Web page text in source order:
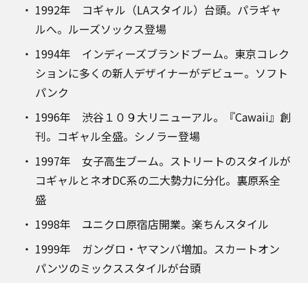
1992年 コギャル（LAスタイル）台頭。パラギャ
ルへ。ルーズソックス登場
1994年 インディーズブランドブーム。東京コレク
ションに多くの新人デザイナーがデビュー。ソフト
パンク
1996年 渋谷１０９大リニューアル。『Cawaii』創
刊。コギャル全盛。シノラー登場
1997年 女子高生ブーム。ストリートのスタイルが
コギャルとネオDC系の二大勢力に分化。裏原系全
盛
1998年 ユニクロ原宿店開業。楽ちんスタイル
1999年 ガングロ・ヤマンバ増加。スカートオン
パンツのミックススタイルが台頭